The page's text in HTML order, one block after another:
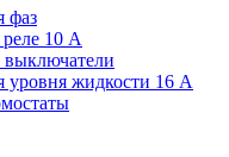
фаз
10 A
уровня жидкости 16 А